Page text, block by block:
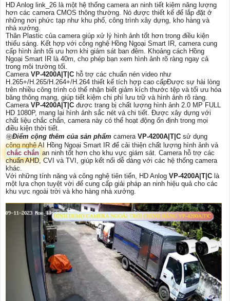
HD Anlog link_26 là một hệ thống camera an ninh tiết kiệm năng lượng
hơn các camera CMOS thông thường. Nó được thiết kế để lắp đặt ở
những nơi phức tạp như khu phố, công trình xây dựng, kho hàng và
nhà xưởng.
Thân Plastic của camera giúp xử lý hình ảnh tốt hơn trong điều kiện
thiếu sáng. Kết hợp với công nghệ Hồng Ngoại Smart IR, camera cung
cấp hình ảnh tối ưu hơn khi giám sát ban đêm. Khoảng cách Hồng
Ngoại Smart IR là 40m, cho phép bạn xem hình ảnh rõ ràng ngay cả
trong môi trường tối.
Camera VP-4200A|T|C hỗ trợ các chuẩn nén video như
H.265+/H.265/H.264+/H.264 thiết kế tích hợp cao cấpĐược sự hài lòng
trên nhiều công trình có thể nhận biết giảm kích thước tệp và tối ưu hóa
băng thông mạng, giúp tiết kiệm chi phí lưu trữ và hình ảnh rõ ràng.
Camera VP-4200A|T|C được trang bị chất lượng hình ảnh 2.0 MP FULL
HD 1080P, mang lại hình ảnh sắc nét và chi tiết. Được xây dựng với
chất liệu chắc chắn, camera này có thể hoạt động ổn định trong mọi
điều kiện thời tiết.
㊙️Điểm cộng thêm của sản phẩm camera VP-4200A|T|C sử dụng
công nghệ AI Hồng Ngoại Smart IR để cải thiện chất lượng hình ảnh và
chắc chắn an ninh tốt hơn cho khu vực giám sát. Camera hỗ trợ các
chuẩn AHD, CVI và TVI, giúp kết nối dễ dàng với các hệ thống camera
khác.
Với những tính năng và công nghệ tiên tiến, HD Anlog VP-4200A|T|C là
một lựa chọn tuyệt vời để cung cấp giải pháp an ninh hiệu quả cho các
khu vực ngoài trời và kho hàng nhà xưởng.